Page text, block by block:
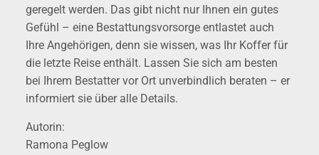
geregelt werden. Das gibt nicht nur Ihnen ein gutes
Gefühl – eine Bestattungsvorsorge entlastet auch
Ihre Angehörigen, denn sie wissen, was Ihr Koffer für
die letzte Reise enthält. Lassen Sie sich am besten
bei Ihrem Bestatter vor Ort unverbindlich beraten – er
informiert sie über alle Details.
Autorin:
Ramona Peglow